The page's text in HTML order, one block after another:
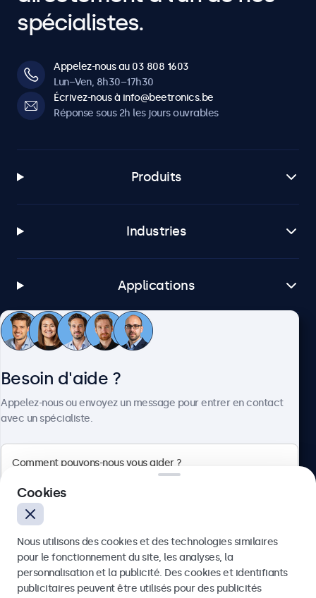
spécialistes.
Appelez-nous au 03 808 1603
Lun–Ven, 8h30–17h30
Écrivez-nous à info@beetronics.be
Réponse sous 2h les jours ouvrables
Produits
Industries
Applications
Service client
4.8/5 noté par 5000+ entreprises
Français
Besoin d'aide ?
Appelez-nous ou envoyez un message pour entrer en contact
avec un spécialiste.
Cookies
Nous utilisons des cookies et des technologies similaires
pour le fonctionnement du site, les analyses, la
personnalisation et la publicité. Des cookies et identifiants
publicitaires peuvent être utilisés pour des publicités